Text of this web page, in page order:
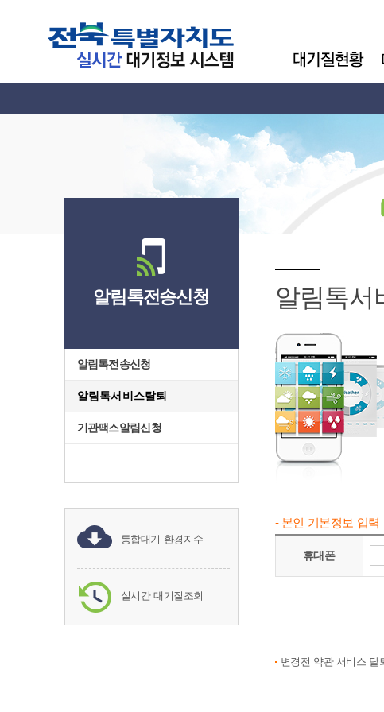
알림톡전송신청
알림톡전송신청
알림톡서비스탈퇴
기관팩스알림신청
통합대기 환경지수
실시간 대기질조회
알림톡서
- 본인 기본정보 입력
휴대폰
변경전 약관 서비스 탈